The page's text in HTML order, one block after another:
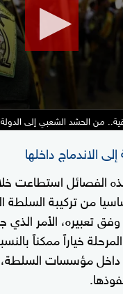
من الحشد الشعبي إلى الدولة
الاندماج داخلها
الفصائل استطاعت
من تركيبة السلطة
تعبيره، الأمر
خياراً ممكناً
مؤسسات